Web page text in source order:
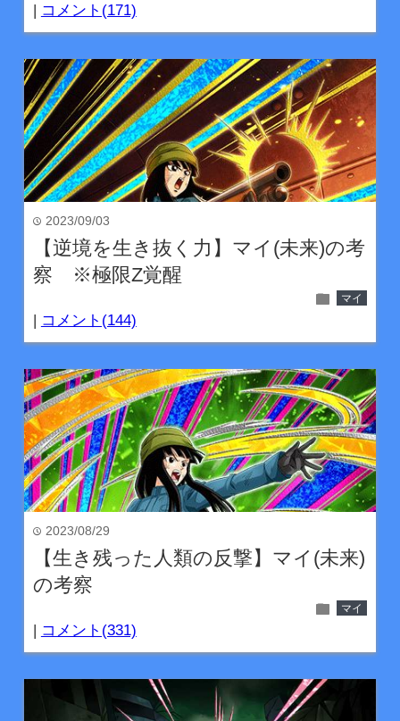
| コメント(171)
time 2023/09/03
【逆境を生き抜く力】マイ(未来)の考
察 ※極限Z覚醒
folder マイ
| コメント(144)
time 2023/08/29
【生き残った人類の反撃】マイ(未来)
の考察
folder マイ
| コメント(331)